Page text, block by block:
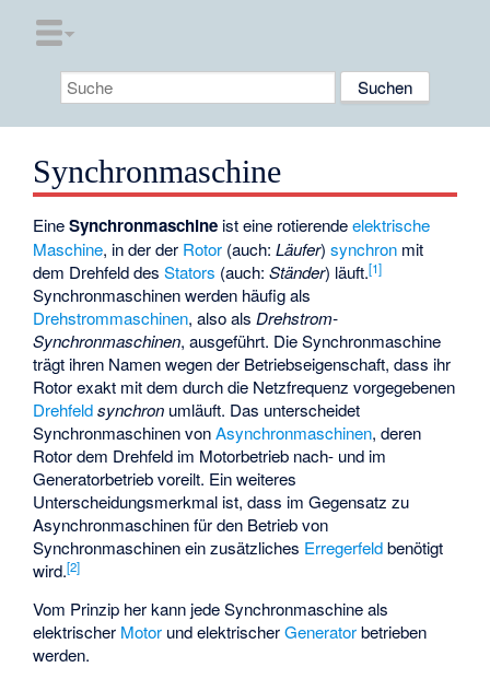
Synchronmaschine
EineSynchronmaschine ist eine rotierendeelektrische
Maschine, in der der Rotor (auch:Läufer)synchron mit
dem Drehfeld desStators (auch:Ständer) läuft.[1]
Synchronmaschinen werden häufig als
Drehstrommaschinen, also alsDrehstrom-
Synchronmaschinen, ausgeführt. Die Synchronmaschine
trägt ihren Namen wegen der Betriebseigenschaft, dass ihr
Rotor exakt mit dem durch die Netzfrequenz vorgegebenen
Drehfeld synchron umläuft. Das unterscheidet
Synchronmaschinen vonAsynchronmaschinen, deren
Rotor dem Drehfeld im Motorbetrieb nach- und im
Generatorbetrieb voreilt. Ein weiteres
Unterscheidungsmerkmal ist, dass im Gegensatz zu
Asynchronmaschinen für den Betrieb von
Synchronmaschinen ein zusätzliches Erregerfeldbenötigt
wird.[2]
Vom Prinzip her kann jede Synchronmaschine als
elektrischer Motor und elektrischerGeneratorbetrieben
werden.